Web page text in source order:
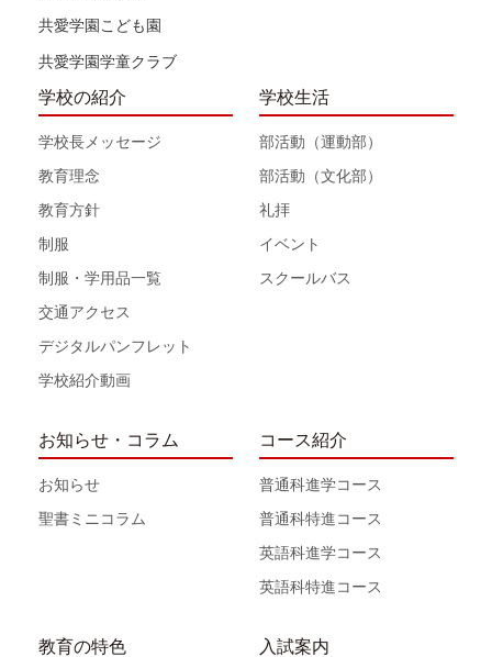
共愛学園こども園
共愛学園学童クラブ
学校の紹介
学校長メッセージ
教育理念
教育方針
制服
制服・学用品一覧
交通アクセス
デジタルパンフレット
学校紹介動画
学校生活
部活動（運動部）
部活動（文化部）
礼拝
イベント
スクールバス
お知らせ・コラム
お知らせ
聖書ミニコラム
コース紹介
普通科進学コース
普通科特進コース
英語科進学コース
英語科特進コース
教育の特色 入試案内